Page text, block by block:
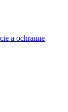
a ochranne